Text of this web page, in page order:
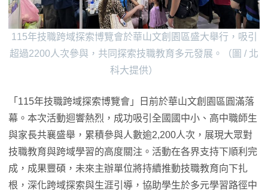
115年技職跨域探索博覽會於華山文創園區盛大舉行，吸引
超過2200人次參與，共同探索技職教育多元發展。（圖 / 北
科大提供）
「115年技職跨域探索博覽會」日前於華山文創園區圓滿落
幕。本次活動迴響熱烈，成功吸引全國國中小、高中職師生
與家長共襄盛舉，累積參與人數逾2,200人次，展現大眾對
技職教育與跨域學習的高度關注。活動在各界支持下順利完
成，成果豐碩，未來主辦單位將持續推動技職教育向下扎
根，深化跨域探索與生涯引導，協助學生於多元學習路徑中